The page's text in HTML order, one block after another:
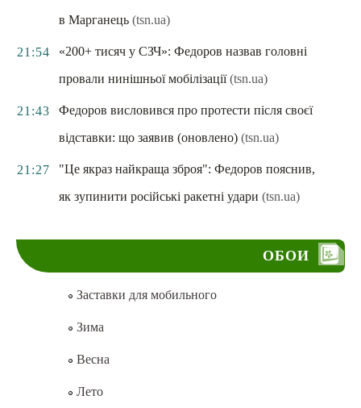
в Марганець (tsn.ua)
21:54
«200+ тисяч у СЗЧ»: Федоров назвав головні
провали нинішньої мобілізації (tsn.ua)
21:43
Федоров висловився про протести після своєї
відставки: що заявив (оновлено) (tsn.ua)
21:27
"Це якраз найкраща зброя": Федоров пояснив,
як зупинити російські ракетні удари (tsn.ua)
ОБОИ
Заставки для мобильного
Зима
Весна
Лето